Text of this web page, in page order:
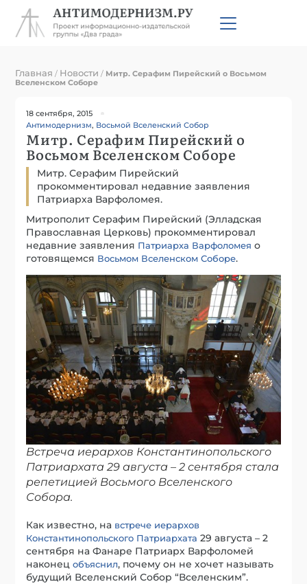
Главная / Новости / Митр. Серафим Пирейский о Восьмом
Вселенском Соборе
18 сентября, 2015
Антимодернизм, Восьмой Вселенский Собор
Митр. Серафим Пирейский о
Восьмом Вселенском Соборе
Митр. Серафим Пирейский
прокомментировал недавние заявления
Патриарха Варфоломея.
Митрополит Серафим Пирейский (Элладская
Православная Церковь) прокомментировал
недавние заявления Патриарха Варфоломея о
готовящемся Восьмом Вселенском Соборе.
Встреча иерархов Константинопольского
Патриархата 29 августа – 2 сентября стала
репетицией Восьмого Вселенского
Собора.
Как известно, на встрече иерархов
Константинопольского Патриархата 29 августа – 2
сентября на Фанаре Патриарх Варфоломей
наконецобъяснил, почему он не хочет называть
будущий Вселенский Собор “Вселенским”.